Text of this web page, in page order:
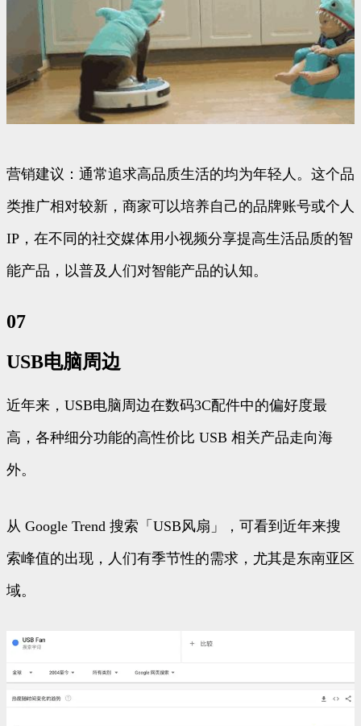
营销建议：通常追求高品质生活的均为年轻人。这个品
类推广相对较新，商家可以培养自己的品牌账号或个人
IP，在不同的社交媒体用小视频分享提高生活品质的智
能产品，以普及人们对智能产品的认知。
07
USB电脑周边
近年来，USB电脑周边在数码3C配件中的偏好度最
高，各种细分功能的高性价比 USB 相关产品走向海
外。
从 Google Trend 搜索「USB风扇」，可看到近年来搜
索峰值的出现，人们有季节性的需求，尤其是东南亚区
域。